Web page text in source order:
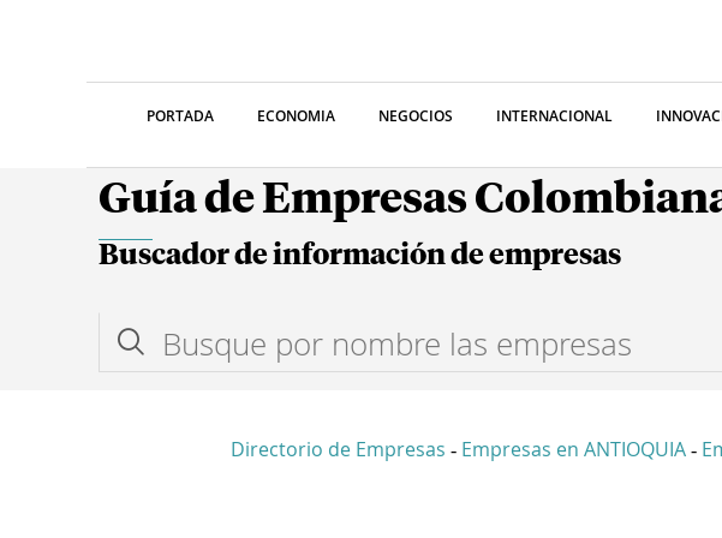
PORTADA ECONOMIA NEGOCIOS INTERNACIONAL
Guía de Empresas
Buscador de información de empresas
Directorio de Empresas - Empresas en ANTIOQUIA -